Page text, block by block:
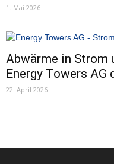
1. Mai 2026
Abwärme in Strom
Energy Towers AG
22. April 2026